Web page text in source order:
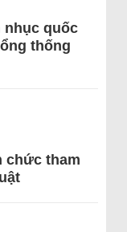
nhục quốc
thống
chức tham